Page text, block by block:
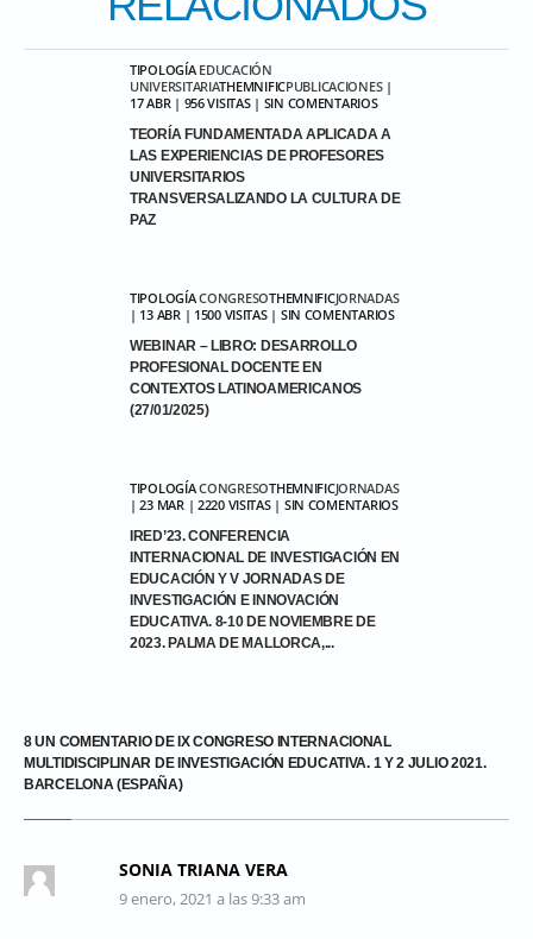
TIPOLOGÍA EDUCACIÓN
UNIVERSITARIATHEMNIFICPUBLICACIONES|
17 ABR | 956 VISITAS | SIN COMENTARIOS
TEORÍA FUNDAMENTADA APLICADA A
LAS EXPERIENCIAS DE PROFESORES
UNIVERSITARIOS
TRANSVERSALIZANDO LA CULTURA DE
PAZ
TIPOLOGÍACONGRESOTHEMNIFICJORNADAS
| 13 ABR | 1500 VISITAS | SIN COMENTARIOS
WEBINAR – LIBRO: DESARROLLO
PROFESIONAL DOCENTE EN
CONTEXTOS LATINOAMERICANOS
(27/01/2025)
TIPOLOGÍACONGRESOTHEMNIFICJORNADAS
| 23 MAR | 2220 VISITAS | SIN COMENTARIOS
IRED’23. CONFERENCIA
INTERNACIONAL DE INVESTIGACIÓN EN
EDUCACIÓN Y V JORNADAS DE
INVESTIGACIÓN E INNOVACIÓN
EDUCATIVA. 8-10 DE NOVIEMBRE DE
2023. PALMA DE MALLORCA,...
8 UN COMENTARIO DE IX CONGRESO INTERNACIONAL
MULTIDISCIPLINAR DE INVESTIGACIÓN EDUCATIVA. 1 Y 2 JULIO 2021.
BARCELONA (ESPAÑA)
SONIA TRIANA VERA
9 enero, 2021 a las 9:33 am